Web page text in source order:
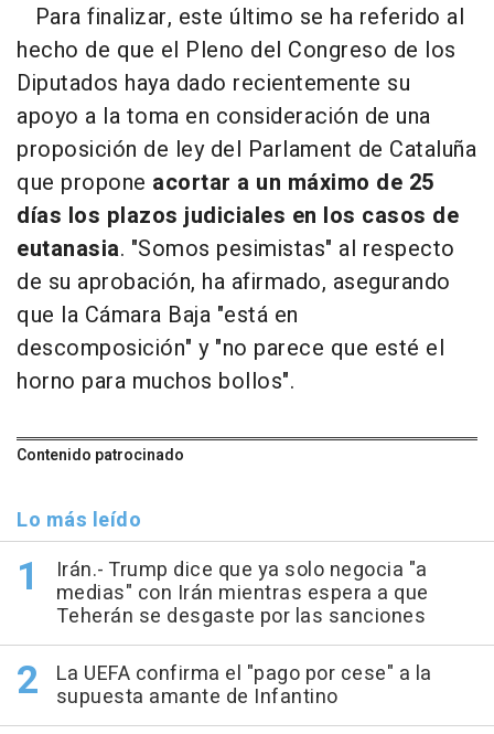
Para finalizar, este último se ha referido al
hecho de que el Pleno del Congreso de los
Diputados haya dado recientemente su
apoyo a la toma en consideración de una
proposición de ley del Parlament de Cataluña
que propone acortar a un máximo de 25
días los plazos judiciales en los casos de
eutanasia. "Somos pesimistas" al respecto
de su aprobación, ha afirmado, asegurando
que la Cámara Baja "está en
descomposición" y "no parece que esté el
horno para muchos bollos".
Contenido patrocinado
Lo más leído
Irán.- Trump dice que ya solo negocia "a
medias" con Irán mientras espera a que
Teherán se desgaste por las sanciones
La UEFA confirma el "pago por cese" a la
supuesta amante de Infantino